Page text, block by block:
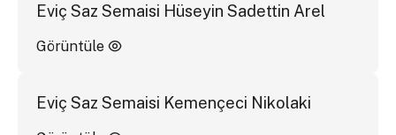
Eviç Saz Semaisi Hüseyin Sadettin Arel
Görüntüle
Eviç Saz Semaisi Kemençeci Nikolaki